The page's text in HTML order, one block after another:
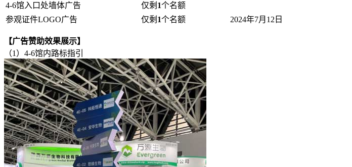
4-6馆入口处墙体广告
仅剩 1个名额
参观证件LOGO广告
仅剩 1个名额 2024年7月12日
【广告赞助效果展示】
（1）4-6馆内路标指引